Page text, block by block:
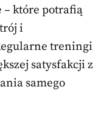
– które potrafią
i
treningi
satysfakcji z
samego